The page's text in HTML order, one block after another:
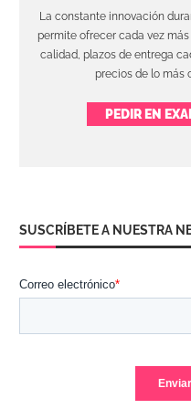
La constante innovación
permite ofrecer cada vez
calidad, plazos de entrega
precios de lo más
PEDIR EN
SUSCRÍBETE A NUESTRA